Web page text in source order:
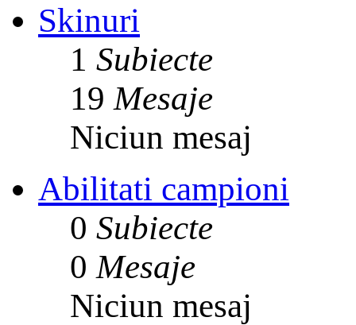
Skinuri
1 Subiecte
19 Mesaje
Niciun mesaj
Abilitati campioni
0 Subiecte
0 Mesaje
Niciun mesaj